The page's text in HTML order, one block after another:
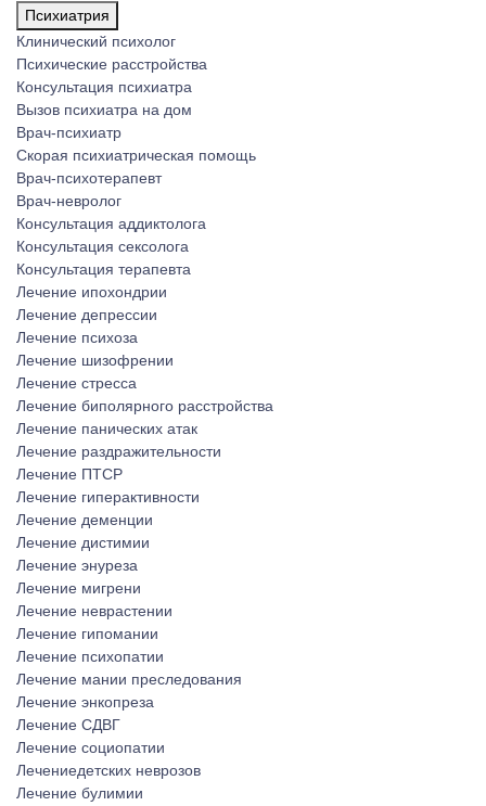
Психиатрия
Клинический психолог
Психические расстройства
Консультация психиатра
Вызов психиатра на дом
Врач-психиатр
Скорая психиатрическая помощь
Врач-психотерапевт
Врач-невролог
Консультация аддиктолога
Консультация сексолога
Консультация терапевта
Лечение ипохондрии
Лечение депрессии
Лечение психоза
Лечение шизофрении
Лечение стресса
Лечение биполярного расстройства
Лечение панических атак
Лечение раздражительности
Лечение ПТСР
Лечение гиперактивности
Лечение деменции
Лечение дистимии
Лечение энуреза
Лечение мигрени
Лечение неврастении
Лечение гипомании
Лечение психопатии
Лечение мании преследования
Лечение энкопреза
Лечение СДВГ
Лечение социопатии
Лечениедетских неврозов
Лечение булимии